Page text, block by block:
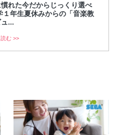
れた今だからじっくり選べ
１年生夏休みからの「音楽教
...
む >>